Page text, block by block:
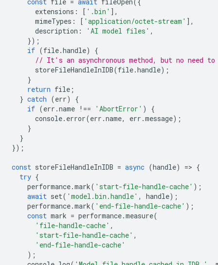
extensions : [ '.bin' ],
mimeTypes : [ 'application/octet-stream' ],
description : 'AI model files' ,
});
if (file.handle)
{
// It's an asynchronous method, but no need
storeFileHandleInIDB(file.handle);
}
return file ;
} catch (err)
{
if (err .name !== 'AbortError' )
{
console. error(err .name, err .message);
}
}
});
const storeFileHandleInIDB = async (handle) => {
try {
performance.mark( 'start-file-handle-cache' );
await set( 'model.bin.handle' , handle);
performance.mark( 'end-file-handle-cache' );
const mark = performance.measure(
'file-handle-cache' ,
'start-file-handle-cache' ,
'end-file-handle-cache'
);